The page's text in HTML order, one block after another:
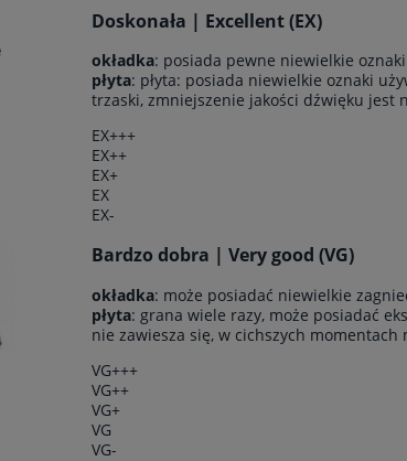
Doskonała | Excellent (EX)
okładka: posiada pewne niewielkie
płyta: płyta: posiada niewielkie oznaki
trzaski, zmniejszenie jakości dźwięku jest
EX+++
EX++
EX+
EX
EX-
Bardzo dobra | Very good (VG)
okładka: może posiadać niewielkie
płyta: grana wiele razy, może posiadać
nie zawiesza się, w cichszych momentach
VG+++
VG++
VG+
VG
VG-